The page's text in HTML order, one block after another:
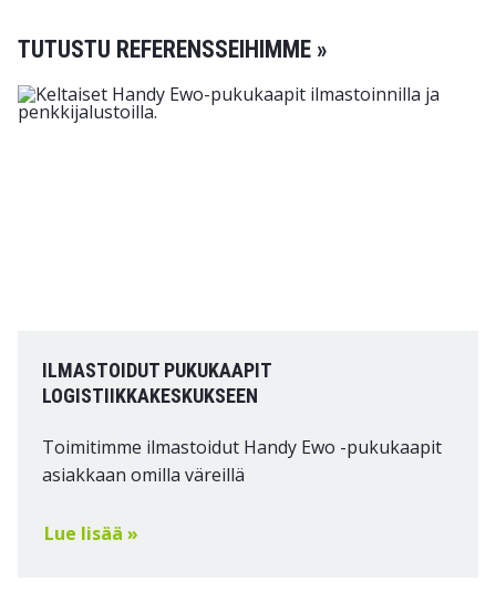
TUTUSTU REFERENSSEIHIMME »
ILMASTOIDUT PUKUKAAPIT
LOGISTIIKKAKESKUKSEEN
Toimitimme ilmastoidut Handy Ewo -pukukaapit
asiakkaan omilla väreillä
Lue lisää »